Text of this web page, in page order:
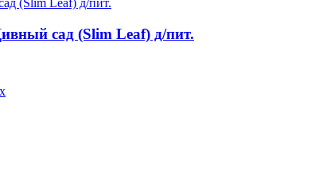
сад (Slim Leaf) д/пит.